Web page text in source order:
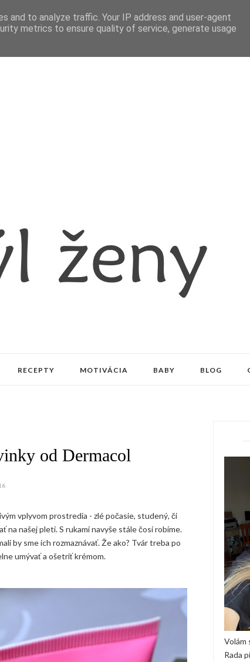
RECEPTY MOTIVÁCIA BABY BLOG
od Dermacol
vplyvom prostredia - zlé počasie, studený, či
na našej pleti. S rukami navyše stále čosi robíme.
by sme ich rozmaznávať. Že ako? Tvár treba po
umývať a ošetriť krémom.
Volám
Rada
and to analyze traffic. Your IP address and user-agent
metrics to ensure quality of service, generate usage